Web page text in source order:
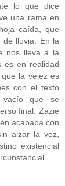
lo que dice
una rama en
caída, que
lluvia. En la
nos lleva a la
es en realidad
la vejez es
con el texto
vacío que se
final. Zazie
acababa con
alzar la voz,
existencial